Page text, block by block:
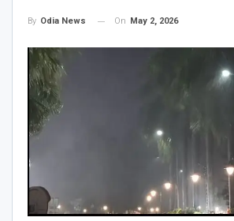
By Odia News On May 2, 2026